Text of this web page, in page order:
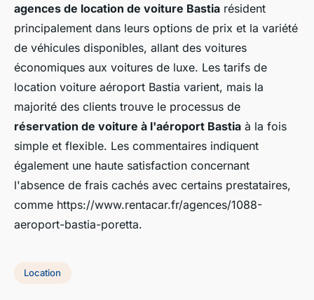
agences de location de voiture Bastia résident
principalement dans leurs options de prix et la variété
de véhicules disponibles, allant des voitures
économiques aux voitures de luxe. Les tarifs de
location voiture aéroport Bastia varient, mais la
majorité des clients trouve le processus de
réservation de voiture à l'aéroport Bastia à la fois
simple et flexible. Les commentaires indiquent
également une haute satisfaction concernant
l'absence de frais cachés avec certains prestataires,
comme https://www.rentacar.fr/agences/1088-
aeroport-bastia-poretta.
Location